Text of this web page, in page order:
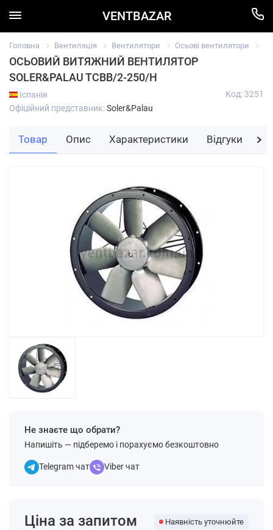
VENTBAZAR
Головна Вентиляція Вентилятори Осьові вентилятори
ОСЬОВИЙ ВИТЯЖНИЙ ВЕНТИЛЯТОР
SOLER&PALAU TCBB/2-250/H
Іспанія
Офіційний представник:Soler&Palau
Код: 3251
Не знаєте що обрати?
Напишіть — підберемо і порахуємо безкоштовно
Telegram чат Viber чат
Ціна за запитом Наявність уточнюйте
Товар Опис Характеристики Відгуки